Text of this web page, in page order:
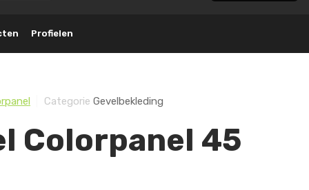
Profielen
Categorie Gevelbekleding
Colorpanel 45